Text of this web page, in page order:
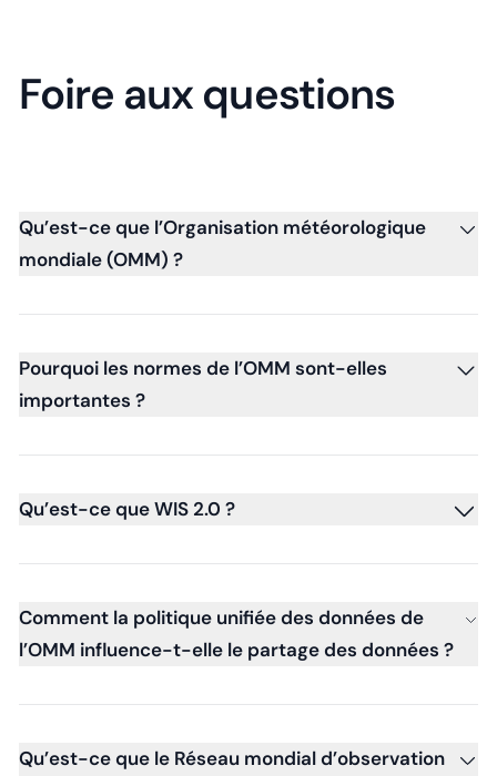
Foire aux questions
Qu’est-ce que l’Organisation météorologique
mondiale (OMM) ?
Pourquoi les normes de l’OMM sont-elles
importantes ?
Qu’est-ce que WIS 2.0 ?
Comment la politique unifiée des données de
l’OMM influence-t-elle le partage des données ?
Qu’est-ce que le Réseau mondial d’observation